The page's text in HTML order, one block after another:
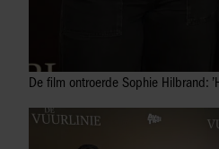
De film ontroerde Sophie Hilbrand: